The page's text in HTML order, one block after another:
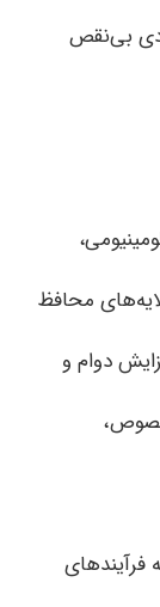
بی‌نقص
محافظ
دوام و
فرآیندهای